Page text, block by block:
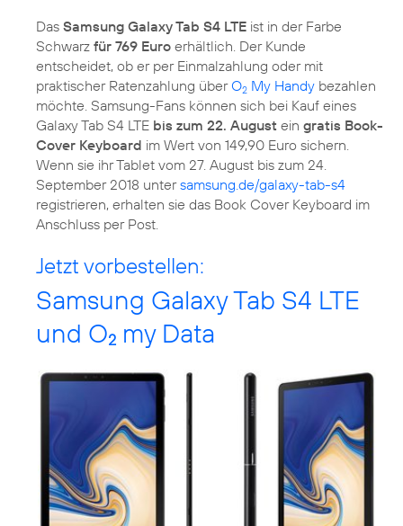
Das Samsung Galaxy Tab S4 LTE ist in der Farbe
Schwarz für 769 Euro erhältlich. Der Kunde
entscheidet, ob er per Einmalzahlung oder mit
praktischer Ratenzahlung überO2 My Handy bezahlen
möchte. Samsung-Fans können sich bei Kauf eines
Galaxy Tab S4 LTE bis zum 22. August ein gratis Book-
Cover Keyboard im Wert von 149,90 Euro sichern.
Wenn sie ihr Tablet vom 27. August bis zum 24.
September 2018 untersamsung.de/galaxy-tab-s4
registrieren, erhalten sie das Book Cover Keyboard im
Anschluss per Post.
Jetzt vorbestellen:
Samsung Galaxy Tab S4 LTE
und O2 my Data